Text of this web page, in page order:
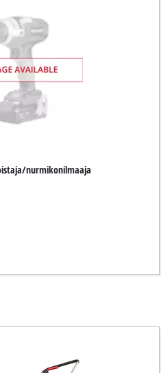
nurmikonilmaaja